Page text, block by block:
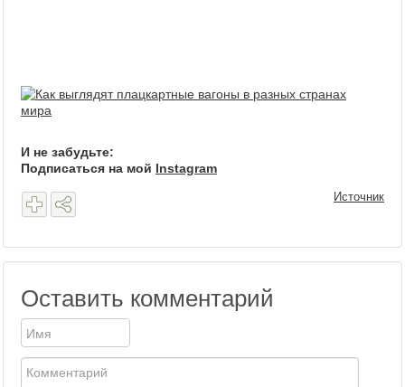
И не забудьте:
Подписаться на мой Instagram
Источник
Оставить комментарий